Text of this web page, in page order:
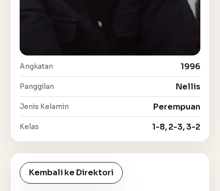
Angkatan 1996
Panggilan Nellis
Jenis Kelamin Perempuan
Kelas 1-8, 2-3, 3-2
Kembali ke Direktori